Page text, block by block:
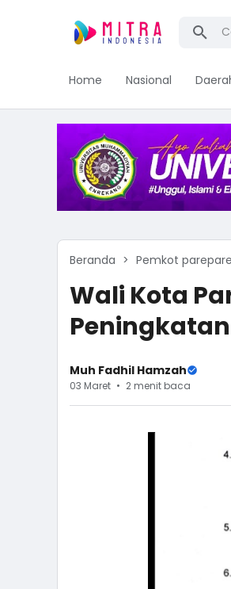
Home Nasional
Beranda Pemkot parepare
Wali Kota
Muh Fadhil Hamzah
03 Maret 2 menit baca